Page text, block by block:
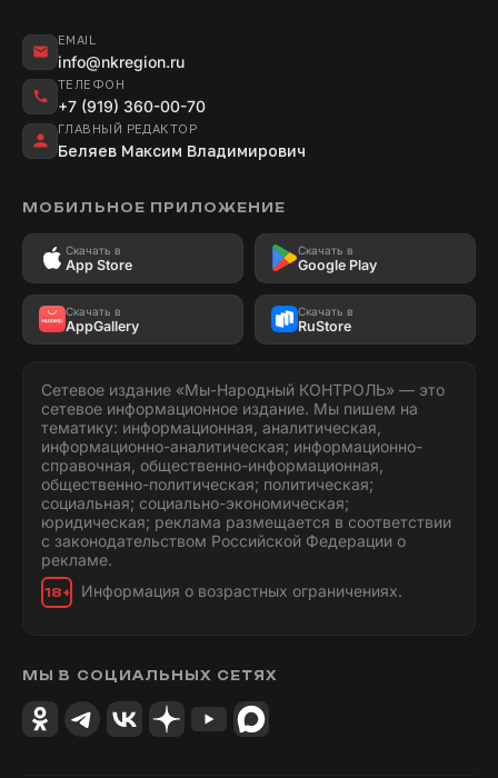
EMAIL
info@nkregion.ru
ТЕЛЕФОН
+7 (919) 360-00-70
ГЛАВНЫЙ РЕДАКТОР
Беляев Максим Владимирович
МОБИЛЬНОЕ ПРИЛОЖЕНИЕ
Скачать в
App Store
Скачать в
Google Play
Скачать в
AppGallery
Скачать в
RuStore
Сетевое издание «Мы-Народный КОНТРОЛЬ» — это
сетевое информационное издание. Мы пишем на
тематику: информационная, аналитическая,
информационно-аналитическая; информационно-
справочная, общественно-информационная,
общественно-политическая; политическая;
социальная; социально-экономическая;
юридическая; реклама размещается в соответствии
с законодательством Российской Федерации о
рекламе.
18+ Информация о возрастных ограничениях.
МЫ В СОЦИАЛЬНЫХ СЕТЯХ